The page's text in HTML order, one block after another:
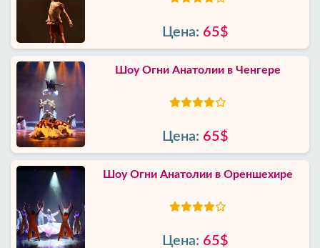
Цена: 65$
Шоу Огни Анатолии в Ченгере
Цена: 65$
Шоу Огни Анатолии в Ореншехире
Цена: 65$